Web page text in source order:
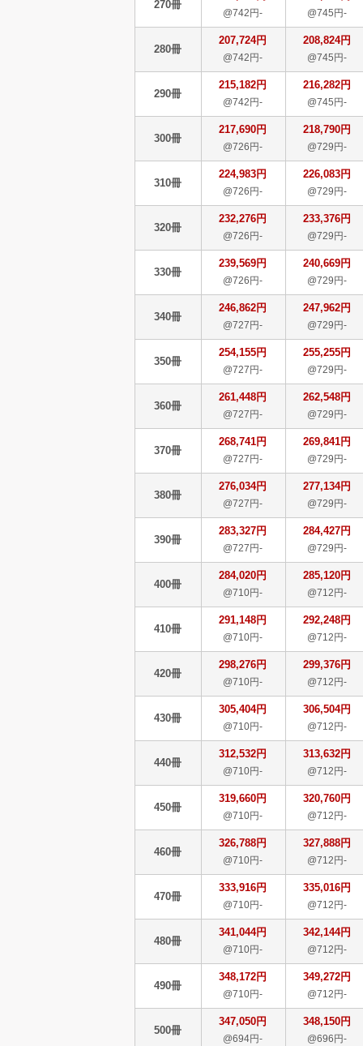
270冊
@742円- @745円-
280冊
207,724円
@742円-
208,824円
@745円-
290冊
215,182円
@742円-
216,282円
@745円-
300冊
217,690円
@726円-
218,790円
@729円-
310冊
224,983円
@726円-
226,083円
@729円-
320冊
232,276円
@726円-
233,376円
@729円-
330冊
239,569円
@726円-
240,669円
@729円-
340冊
246,862円
@727円-
247,962円
@729円-
350冊
254,155円
@727円-
255,255円
@729円-
360冊
261,448円
@727円-
262,548円
@729円-
370冊
268,741円
@727円-
269,841円
@729円-
380冊
276,034円
@727円-
277,134円
@729円-
390冊
283,327円
@727円-
284,427円
@729円-
400冊
284,020円
@710円-
285,120円
@712円-
410冊
291,148円
@710円-
292,248円
@712円-
420冊
298,276円
@710円-
299,376円
@712円-
430冊
305,404円
@710円-
306,504円
@712円-
440冊
312,532円
@710円-
313,632円
@712円-
450冊
319,660円
@710円-
320,760円
@712円-
460冊
326,788円
@710円-
327,888円
@712円-
470冊
333,916円
@710円-
335,016円
@712円-
480冊
341,044円
@710円-
342,144円
@712円-
490冊
348,172円
@710円-
349,272円
@712円-
500冊
347,050円
@694円-
348,150円
@696円-